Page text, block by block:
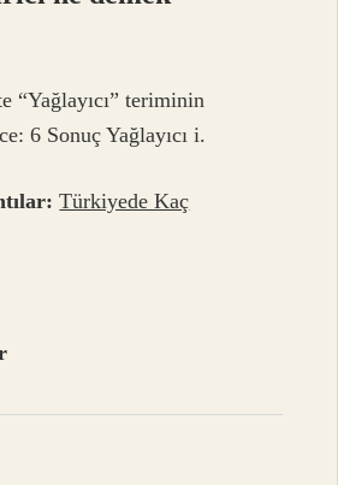
“Yağlayıcı” teriminin
6 Sonuç Yağlayıcı i.
Türkiyede Kaç